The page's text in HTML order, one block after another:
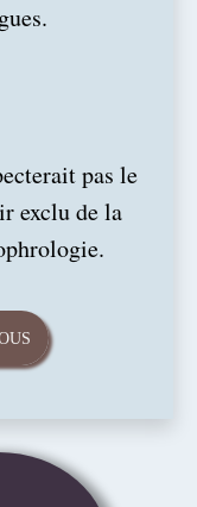
pas le
exclu de la